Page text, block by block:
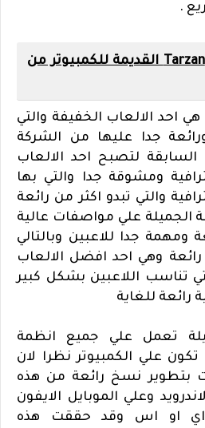
.
تحميل لعبة طرزان Tarzan القديمة للكمبيوتر من
احد الالعاب الخفيفة والتي
جدا عليها من الشركة
لتصبح احد الالعاب
ومشوقة جدا والتي بها
والتي تبدو اكثر من رائعة
الجميلة علي مواصفات عالية
ومهمة جدا للاعبين وبالتالي
وهي احد افضل الالعاب
تناسب اللاعبين بشكل كبير
رائعة للغاية
تعمل علي جميع انظمة
تكون علي الكمبيوتر نظرا لان
بتطوير نسخ رائعة من هذه
وعلي الموبايل الايفون
اي او اس وقد حققت هذه